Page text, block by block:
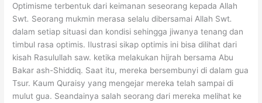
Optimisme terbentuk dari keimanan seseorang kepada Allah
Swt. Seorang mukmin merasa selalu dibersamai Allah Swt.
dalam setiap situasi dan kondisi sehingga jiwanya tenang dan
timbul rasa optimis. Ilustrasi sikap optimis ini bisa dilihat dari
kisah Rasulullah saw. ketika melakukan hijrah bersama Abu
Bakar ash-Shiddiq. Saat itu, mereka bersembunyi di dalam gua
Tsur. Kaum Quraisy yang mengejar mereka telah sampai di
mulut gua. Seandainya salah seorang dari mereka melihat ke